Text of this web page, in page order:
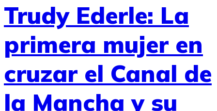
Trudy Ederle: La
primera mujer en
cruzar el Canal de
la Mancha y su